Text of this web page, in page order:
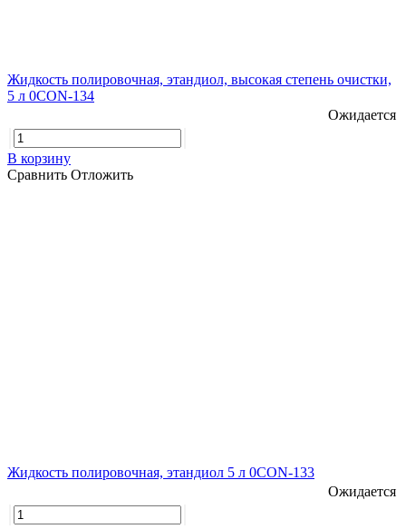
Жидкость полировочная, этандиол, высокая степень очистки,
5 л 0CON-134
Ожидается
В корзину
Сравнить Отложить
Жидкость полировочная, этандиол 5 л 0CON-133
Ожидается